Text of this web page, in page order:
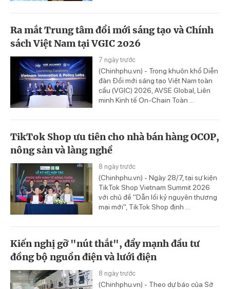
Ra mắt Trung tâm đổi mới sáng tạo và Chính
sách Việt Nam tại VGIC 2026
7 ngày trước
(Chinhphu.vn) - Trong khuôn khổ Diễn
đàn Đổi mới sáng tạo Việt Nam toàn
cầu (VGIC) 2026, AVSE Global, Liên
minh Kinh tế On-Chain Toàn ...
TikTok Shop ưu tiên cho nhà bán hàng OCOP,
nông sản và làng nghề
8 ngày trước
(Chinhphu.vn) - Ngày 28/7, tại sự kiện
TikTok Shop Vietnam Summit 2026
với chủ đề "Dẫn lối kỷ nguyên thương
mại mới", TikTok Shop định ...
Kiến nghị gỡ "nút thắt", đẩy mạnh đầu tư
đồng bộ nguồn điện và lưới điện
8 ngày trước
(Chinhphu.vn) - Theo dự báo của Sở